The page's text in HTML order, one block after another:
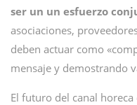
ser un un esfuerzo
asociaciones,
deben actuar como
mensaje y demostrando
El futuro del canal horeca